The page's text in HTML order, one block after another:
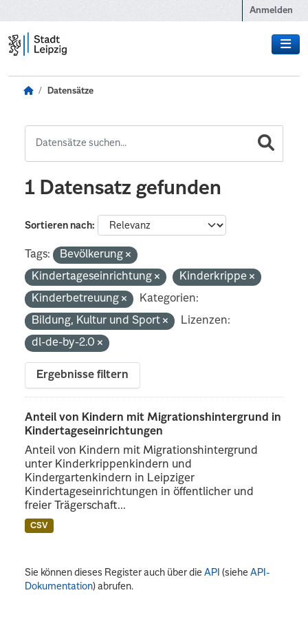
Anmelden
Datensätze
1 Datensatz gefunden
Sortieren nach
Tags:
Bevölkerung
Kindertageseinrichtung
Kinderkrippe
Kinderbetreuung
Kategorien:
Bildung, Kultur und Sport
Lizenzen:
dl-de-by-2.0
Ergebnisse filtern
Anteil von Kindern mit Migrationshintergrund in
Kindertageseinrichtungen
Anteil von Kindern mit Migrationshintergrund
unter Kinderkrippenkindern und
Kindergartenkindern in Leipziger
Kindertageseinrichtungen in öffentlicher und
freier Trägerschaft...
CSV
Sie können dieses Register auch über dieAPI (sieheAPI-
Dokumentation) abrufen.